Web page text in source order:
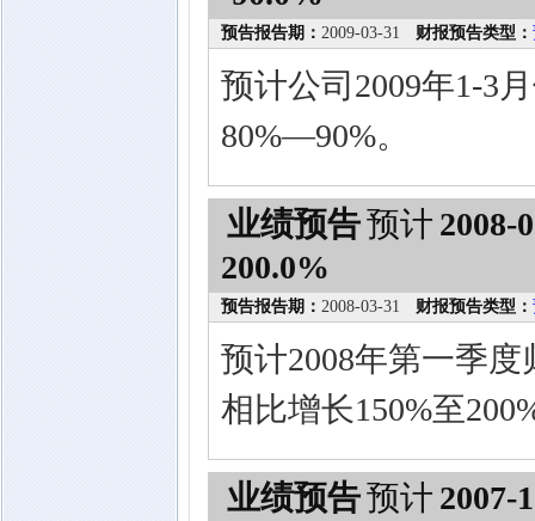
预告报告期： 2009-03-31 财报预告类型：
预计公司2009年1-3
80%—90%。
业绩预告预计 2008-
200.0%
预告报告期： 2008-03-31 财报预告类型：
预计2008年第一季
相比增长150%至
业绩预告预计 2007-